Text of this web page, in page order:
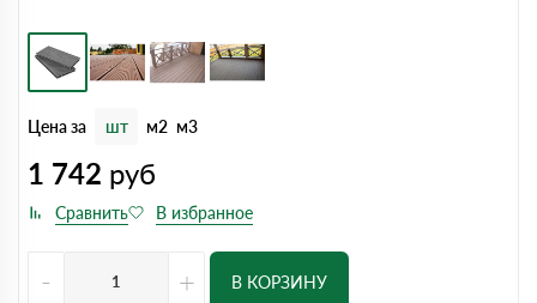
Цена за шт м2 м3
1 742 руб
- + В КОРЗИНУ